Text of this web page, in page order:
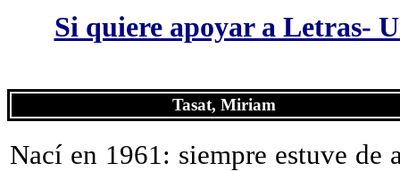
Si quiere apoyar a Letras-
Tasat, Miriam
Nací en 1961: siempre estuve